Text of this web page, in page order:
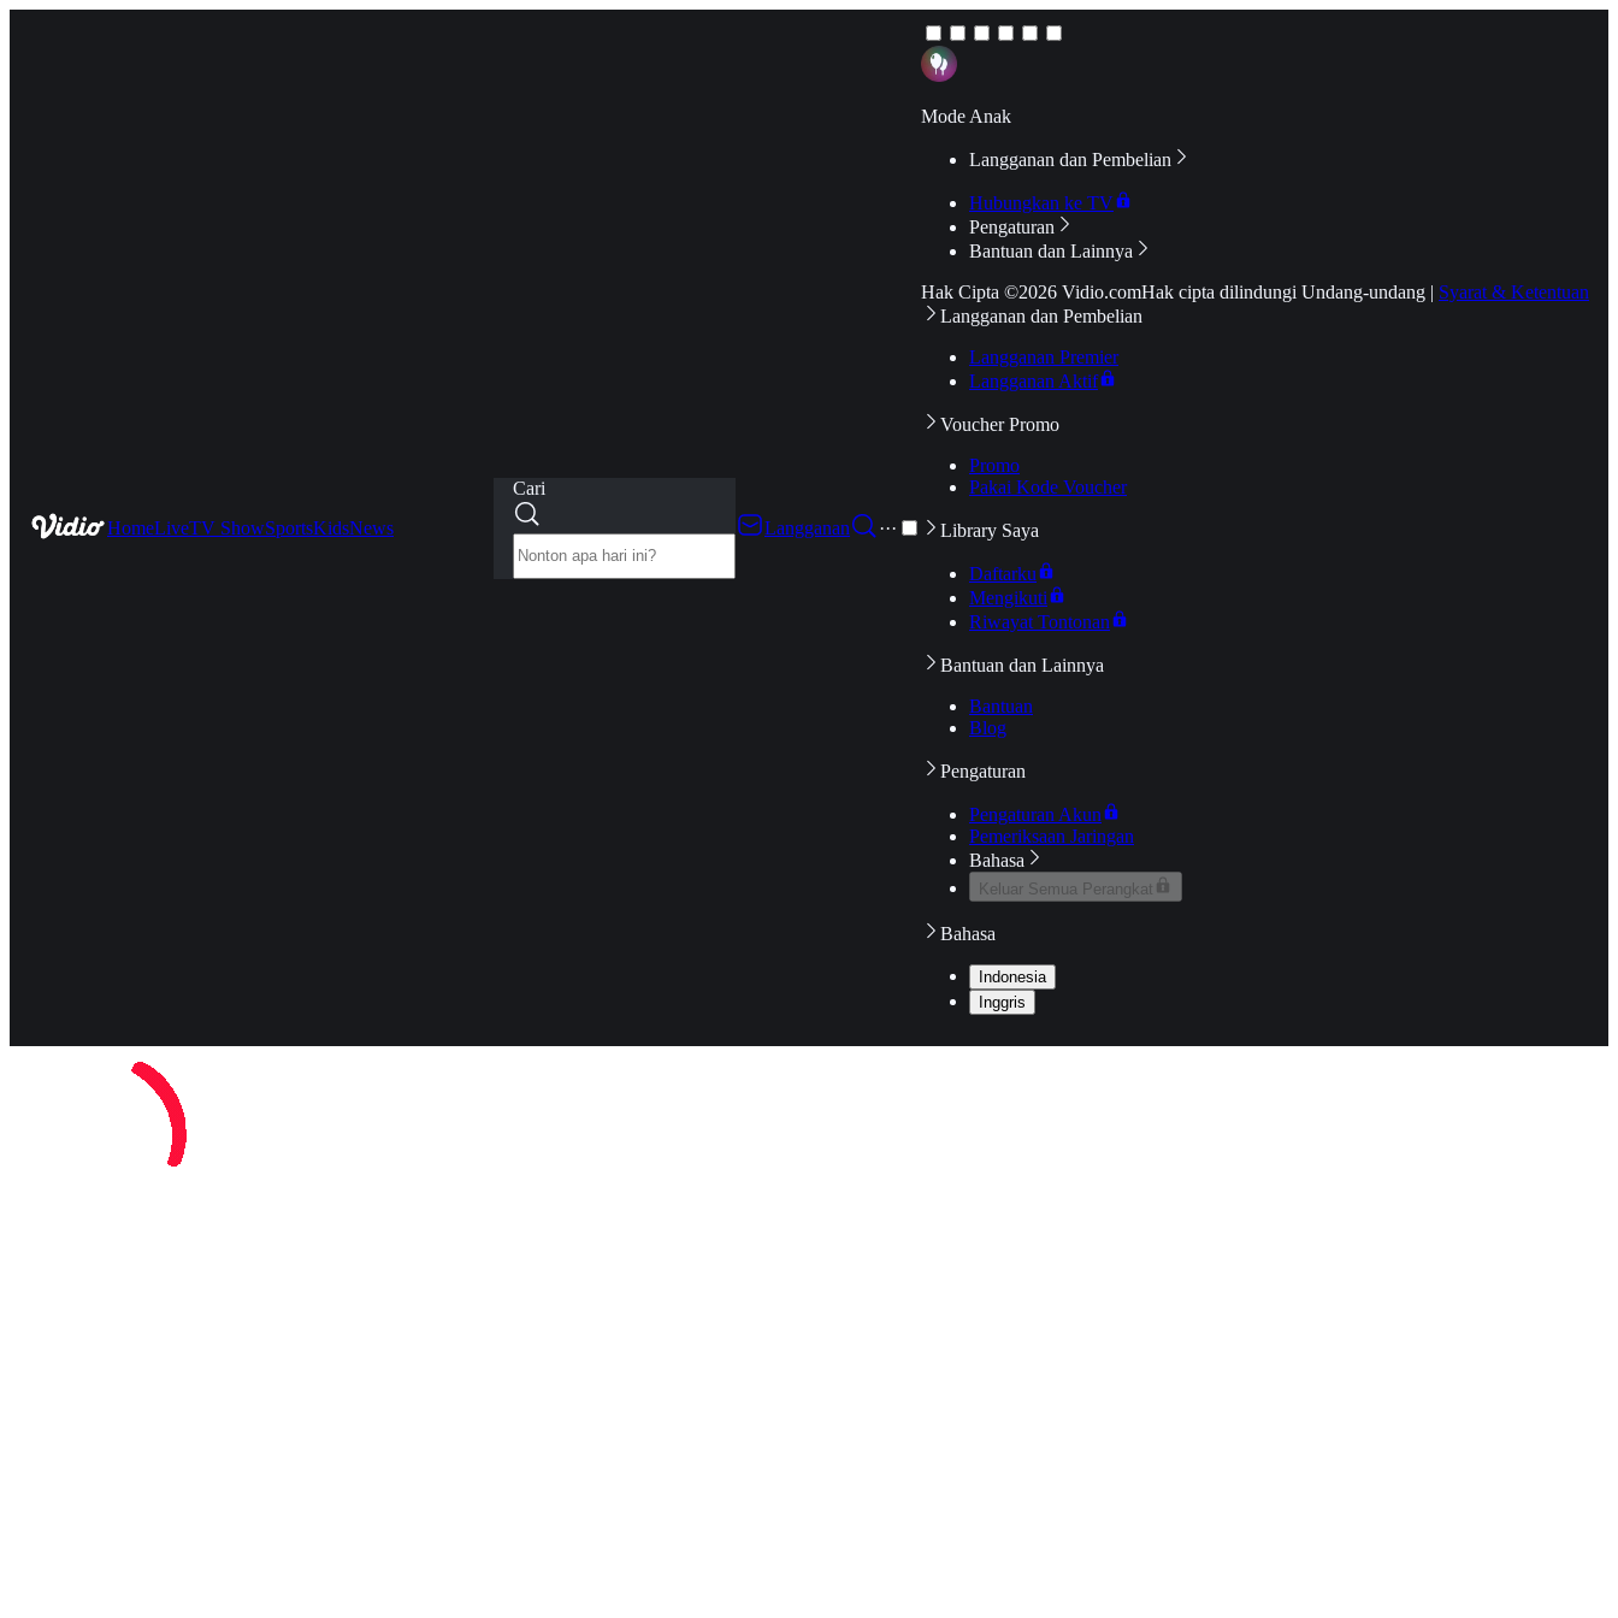
HomeLiveTV ShowSportsKidsNews
Cari
Langganan
···
Mode Anak
Langganan dan Pembelian
Hubungkan ke TV
Pengaturan
Bantuan dan Lainnya
Hak Cipta ©2026 Vidio.comHak cipta dilindungi Undang-undang | Syarat & Ketentuan
Langganan dan Pembelian
Langganan Premier
Langganan Aktif
Voucher Promo
Promo
Pakai Kode Voucher
Library Saya
Daftarku
Mengikuti
Riwayat Tontonan
Bantuan dan Lainnya
Bantuan
Blog
Pengaturan
Pengaturan Akun
Pemeriksaan Jaringan
Bahasa
Keluar Semua Perangkat
Bahasa
Indonesia
Inggris